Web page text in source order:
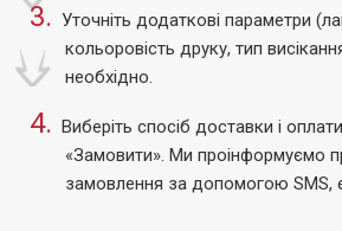
3. Уточніть додаткові параметри
кольоровість друку, тип
необхідно.
4. Виберіть спосіб доставки і оплати
«Замовити». Ми проінформуємо
замовлення за допомогою SMS,